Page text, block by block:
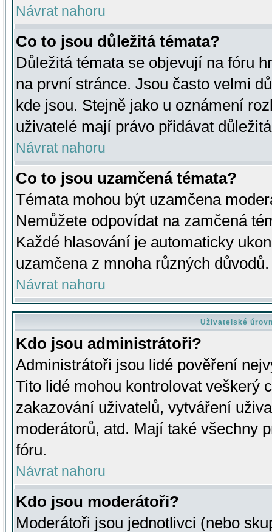
Návrat nahoru
Co to jsou důležitá témata?
Důležitá témata se objevují na fóru
na první stránce. Jsou často velmi
kde jsou. Stejně jako u oznámení
uživatelé mají právo přidávat
Návrat nahoru
Co to jsou uzamčená témata?
Témata mohou být uzamčena
Nemůžete odpovídat na zamčená
Každé hlasování je automaticky
uzamčena z mnoha různých důvodů.
Návrat nahoru
Uživatelské
Kdo jsou administrátoři?
Administrátoři jsou lidé pověření
Tito lidé mohou kontrolovat veškerý
zakazování uživatelů, vytváření
moderátorů, atd. Mají také všechny
fóru.
Návrat nahoru
Kdo jsou moderátoři?
Moderátoři jsou jednotlivci (nebo